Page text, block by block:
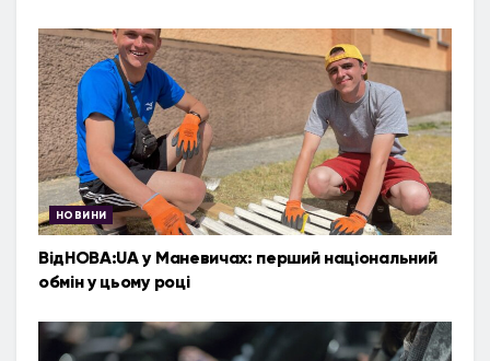
НОВИНИ
ВідНОВА:UA у Маневичах: перший національний
обмін у цьому році